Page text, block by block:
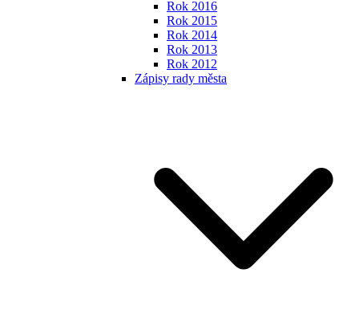
Rok 2016
Rok 2015
Rok 2014
Rok 2013
Rok 2012
Zápisy rady města